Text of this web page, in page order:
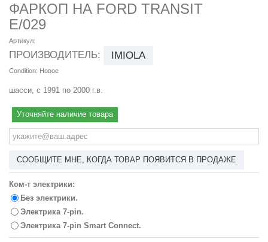
ФАРКОП НА FORD TRANSIT
E/029
Артикул:
ПРОИЗВОДИТЕЛЬ: IMIOLA
Condition: Новое
шасси, с 1991 по 2000 г.в.
Уточняйте наличие товара
СООБЩИТЕ МНЕ, КОГДА ТОВАР ПОЯВИТСЯ В ПРОДАЖЕ
Ком-т электрики:
Без электрики.
Электрика 7-pin.
Электрика 7-pin Smart Connect.